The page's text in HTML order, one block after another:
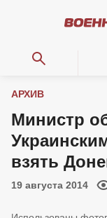
АРХИВ
Министр
взять
19 августа 2014